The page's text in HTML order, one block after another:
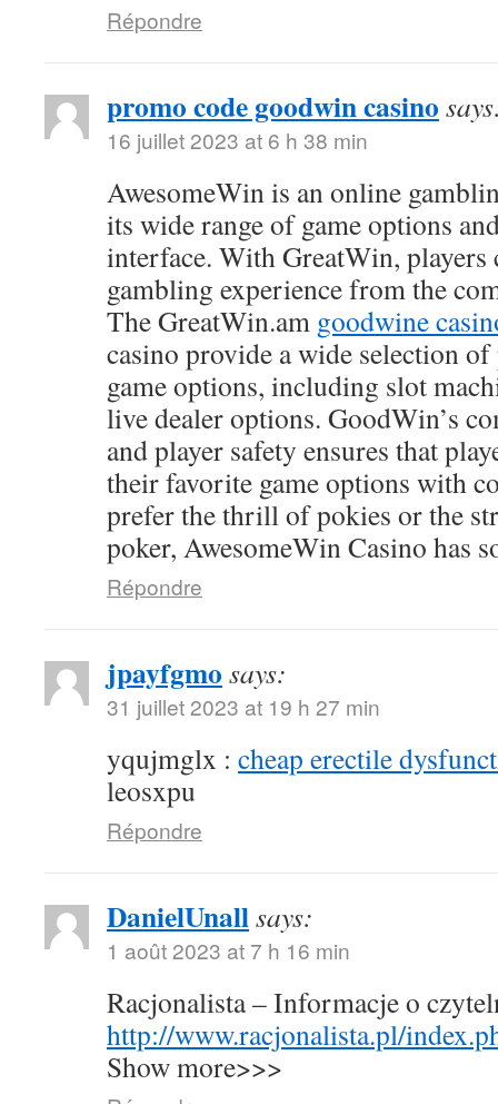
Répondre
promo code goodwin casino
16 juillet 2023 at 6 h 38 min
AwesomeWin is an online
its wide range of game options
interface. With GreatWin, players
gambling experience from the
The GreatWin.am goodwine
casino provide a wide selection
game options, including slot
live dealer options. GoodWin’s
and player safety ensures that
their favorite game options with
prefer the thrill of pokies or the
poker, AwesomeWin Casino has
Répondre
jpayfgmo says:
31 juillet 2023 at 19 h 27 min
yqujmglx : cheap erectile
leosxpu
Répondre
DanielUnallsays:
1 août 2023 at 7 h 16 min
Racjonalista – Informacje o
http://www.racjonalista.pl/
Show more>>>